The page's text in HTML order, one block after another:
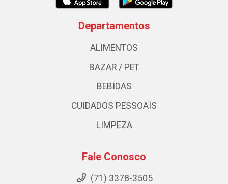
Departamentos
ALIMENTOS
BAZAR / PET
BEBIDAS
CUIDADOS PESSOAIS
LIMPEZA
Fale Conosco
(71) 3378-3505